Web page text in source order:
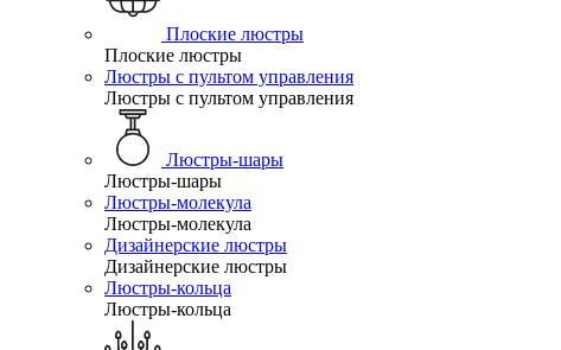
Плоские люстры
Плоские люстры
Люстры с пультом управления
Люстры с пультом управления
Люстры-шары
Люстры-шары
Люстры-молекула
Люстры-молекула
Дизайнерские люстры
Дизайнерские люстры
Люстры-кольца
Люстры-кольца